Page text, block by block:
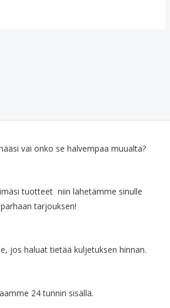
vai onko se halvempaa muualta?
tuotteet niin lähetämme sinulle
parhaan tarjouksen!
jos haluat tietää kuljetuksen hinnan.
24 tunnin sisällä.